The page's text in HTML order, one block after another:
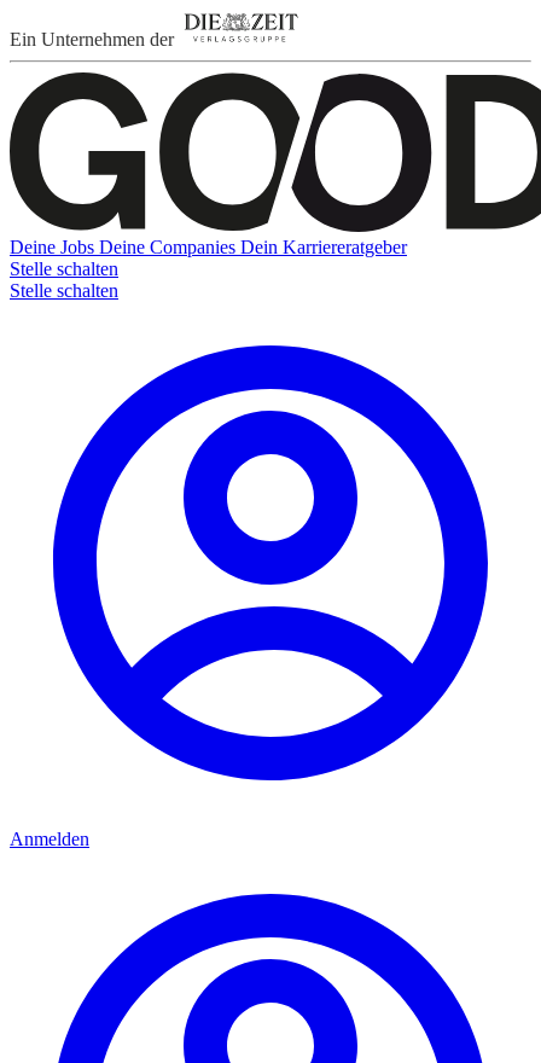
Ein Unternehmen der
Deine Jobs Deine Companies Dein Karriereratgeber
Stelle schalten
Stelle schalten
Anmelden